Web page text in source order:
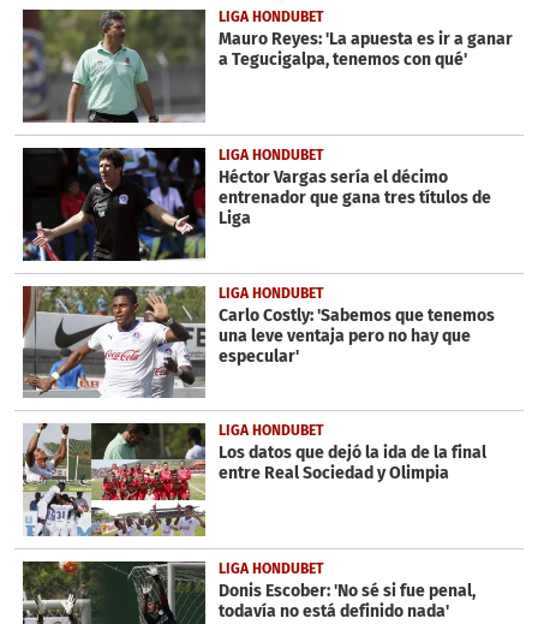
1
minute,
23
seconds
LIGA HONDUBET
Mauro Reyes: 'La apuesta es ir a ganar
a Tegucigalpa, tenemos con qué'
LIGA HONDUBET
Héctor Vargas sería el décimo
entrenador que gana tres títulos de
Liga
LIGA HONDUBET
Carlo Costly: 'Sabemos que tenemos
una leve ventaja pero no hay que
especular'
LIGA HONDUBET
Los datos que dejó la ida de la final
entre Real Sociedad y Olimpia
LIGA HONDUBET
Donis Escober: 'No sé si fue penal,
todavía no está definido nada'